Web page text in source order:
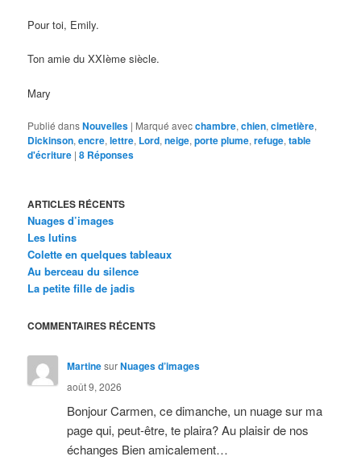
Pour toi, Emily.
Ton amie du XXIème siècle.
Mary
Publié dansNouvelles | Marqué avecchambre,chien,cimetière,
Dickinson,encre,lettre, Lord,neige,porte plume,refuge,table
d'écriture |8 Réponses
ARTICLES RÉCENTS
Nuages d’images
Les lutins
Colette en quelques tableaux
Au berceau du silence
La petite fille de jadis
COMMENTAIRES RÉCENTS
MartinesurNuages d’images
août 9, 2026
Bonjour Carmen, ce dimanche, un nuage sur ma
page qui, peut-être, te plaira? Au plaisir de nos
échanges Bien amicalement…